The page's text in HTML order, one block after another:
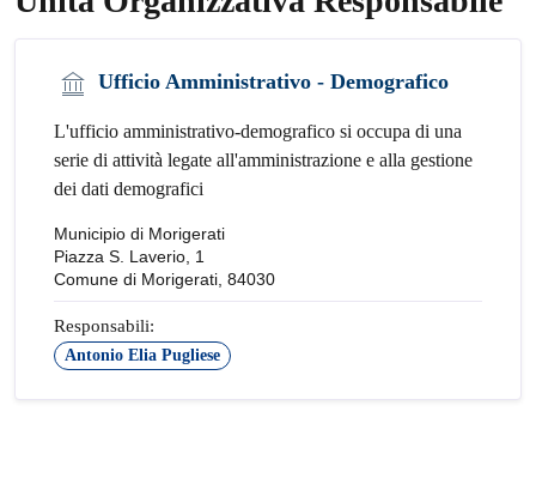
Ufficio Amministrativo - Demografico
L'ufficio amministrativo-demografico si occupa di una
serie di attività legate all'amministrazione e alla gestione
dei dati demografici
Municipio di Morigerati
Piazza S. Laverio, 1
Comune di Morigerati, 84030
Responsabili:
Antonio Elia Pugliese